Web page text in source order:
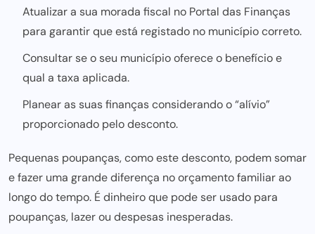
Atualizar a sua morada fiscal no Portal das Finanças
para garantir que está registado no município correto.
Consultar se o seu município oferece o benefício e
qual a taxa aplicada.
Planear as suas finanças considerando o “alívio”
proporcionado pelo desconto.
Pequenas poupanças, como este desconto, podem somar
e fazer uma grande diferença no orçamento familiar ao
longo do tempo. É dinheiro que pode ser usado para
poupanças, lazer ou despesas inesperadas.